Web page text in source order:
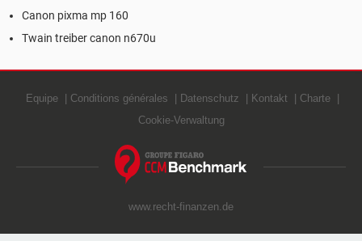
Canon pixma mp 160
Twain treiber canon n670u
Equipe Conditions générales Datenschutz Kontakt
Charte
Cookie-Verwaltung
www.recht-finanzen.de